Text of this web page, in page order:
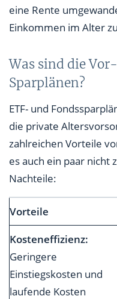
eine Rente
Einkommen im Alter
Was sind die
Sparplänen?
ETF- und
die private
zahlreichen Vorteile
es auch ein paar nicht
Nachteile:
Vorteile
Kosteneffizienz:
Geringere
Einstiegskosten und
laufende Kosten